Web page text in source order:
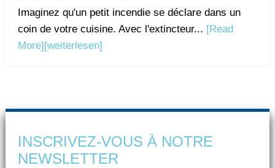
Imaginez qu'un petit incendie se déclare dans un
coin de votre cuisine. Avec l'extincteur... [Read
More][weiterlesen]
INSCRIVEZ-VOUS À NOTRE
NEWSLETTER